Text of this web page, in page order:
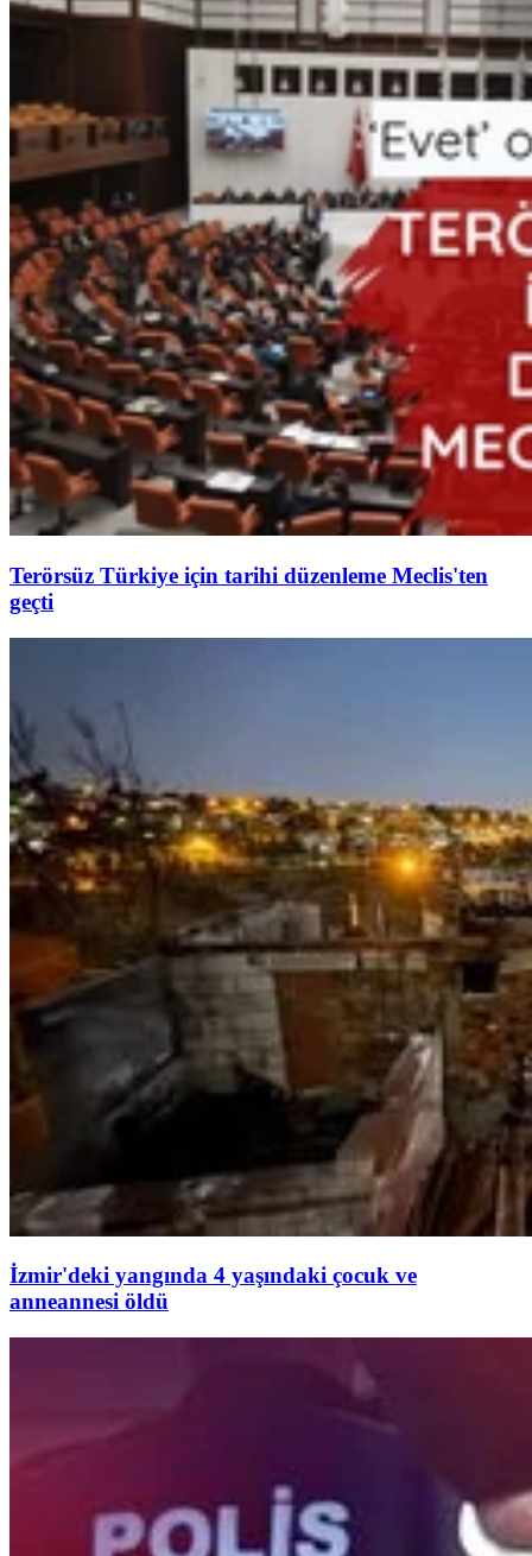
Terörsüz Türkiye için tarihi düzenleme Meclis'ten
geçti
İzmir'deki yangında 4 yaşındaki çocuk ve
anneannesi öldü